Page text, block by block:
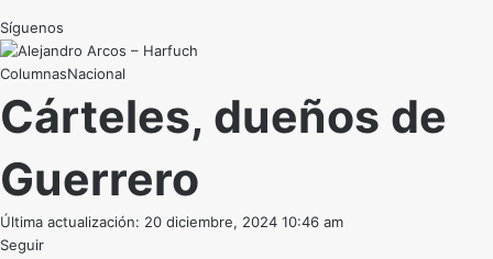
Síguenos
Nacional
Cárteles, dueños de
Guerrero
Última actualización: 20 diciembre, 2024 10:46 am
Seguir